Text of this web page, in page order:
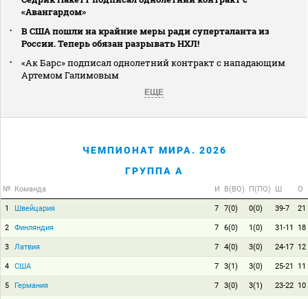
«Авангардом»
В США пошли на крайние меры ради суперталанта из
России. Теперь обязан разрывать НХЛ!
«Ак Барс» подписал однолетний контракт с нападающим
Артемом Галимовым
ЕЩЕ
ЧЕМПИОНАТ МИРА. 2026
ГРУППА A
№ Команда И В(ВО) П(ПО) Ш О
1 Швейцария 7 7(0) 0(0) 39-7 21
2 Финляндия 7 6(0) 1(0) 31-11 18
3 Латвия 7 4(0) 3(0) 24-17 12
4 США 7 3(1) 3(0) 25-21 11
5 Германия 7 3(0) 3(1) 23-22 10